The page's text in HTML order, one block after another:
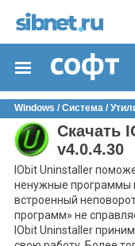
Windows / Система /
Скачать
v4.0.4.30
IObit Uninstaller
ненужные программы
встроенный
программ» не
IObit Uninstaller